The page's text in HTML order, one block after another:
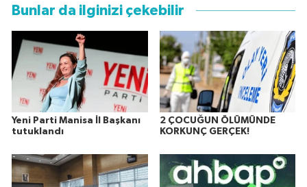
Bunlar da ilginizi çekebilir
Yeni Parti Manisa İl Başkanı
tutuklandı
2 ÇOCUĞUN ÖLÜMÜNDE
KORKUNÇ GERÇEK!